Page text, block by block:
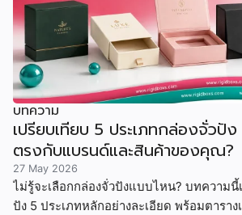
บทความ
เปรียบเทียบ 5 ประเภทกล่องจั่วปั
ตรงกับแบรนด์และสินค้าของคุณ?
27 May 2026
ไม่รู้จะเลือกกล่องจั่วปังแบบไหน? บทความนี้
ปัง 5 ประเภทหลักอย่างละเอียด พร้อมตารา